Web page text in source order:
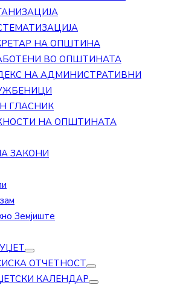
НА ОПШТИНА
ВО ОПШТИНАТА
НА АДМИНИСТРАТИВНИ
ГЛАСНИК
НА ОПШТИНАТА
ЗАКОНИ
Земјиште
ОТЧЕТНОСТ
КАЛЕНДАР